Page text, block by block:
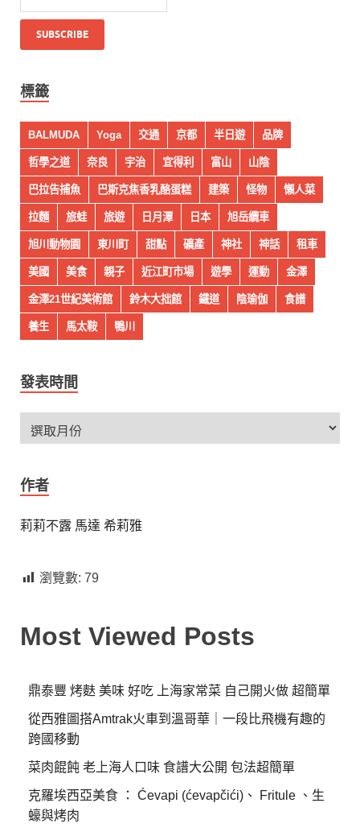
標籤
BALMUDA Yoga 交通 京都 半日遊 品牌
哲學之道 奈良 宇治 宜得利 富山 山陰
巴拉告捕魚 巴斯克焦香乳酪蛋糕 建築 怪物 懶人菜
拉麵 旅蛙 旅遊 日月潭 日本 旭岳纜車
旭川動物園 東川町 甜點 礦產 神社 神話 租車
美國 美食 親子 近江町市場 遊學 運動 金澤
金澤21世紀美術館 鈴木大拙館 鐵道 陰瑜伽 食譜
養生 馬太鞍 鴨川
發表時間
作者
莉莉不露 馬達 希莉雅
瀏覽數: 79
Most Viewed Posts
鼎泰豐 烤麩 美味 好吃 上海家常菜 自己開火做 超簡單
從西雅圖搭Amtrak火車到溫哥華｜一段比飛機有趣的
跨國移動
菜肉餛飩 老上海人口味 食譜大公開 包法超簡單
克羅埃西亞美食 ： Ćevapi (ćevapčići)、 Fritule 、生
蠔與烤肉